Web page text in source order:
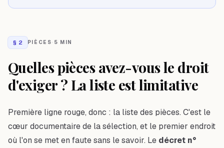
§ 2 PIÈCES· 5 MIN
Quelles pièces avez-vous le droit
d'exiger ? La liste est limitative
Première ligne rouge, donc : la liste des pièces. C'est le
cœur documentaire de la sélection, et le premier endroit
où l'on se met en faute sans le savoir. Le décret n°